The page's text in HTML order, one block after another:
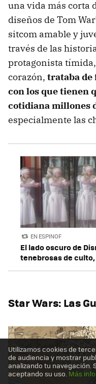
una vida más corta
diseños de Tom
sitcom amable y
través de las
protagonista
corazón, trataba
con los que tienen
cotidiana millones
especialmente las
EN ESPINOF
El lado oscuro de
tenebrosas de
Star Wars: Las
Utilizamos cookies de
de audiencia y mostrar
analizando tu navegación.
aceptando su uso. Más